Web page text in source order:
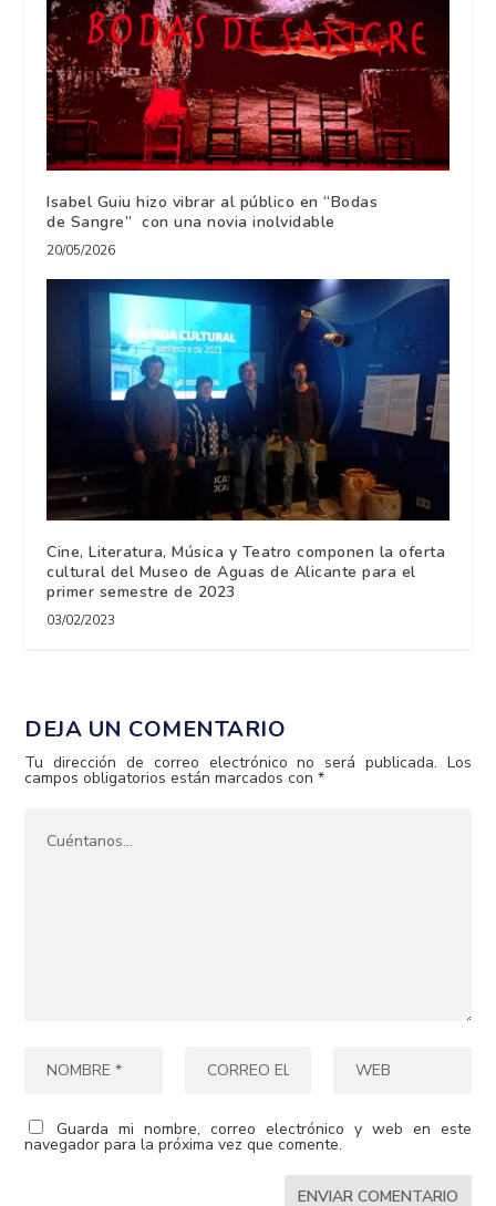
Isabel Guiu hizo vibrar al público en “Bodas
de Sangre” con una novia inolvidable
20/05/2026
Cine, Literatura, Música y Teatro componen la oferta
cultural del Museo de Aguas de Alicante para el
primer semestre de 2023
03/02/2023
DEJA UN COMENTARIO
Tu dirección de correo electrónico no será publicada. Los
campos obligatorios están marcados con*
Guarda mi nombre, correo electrónico y web en este
navegador para la próxima vez que comente.